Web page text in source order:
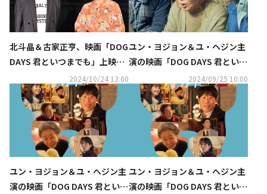
北斗晶＆古家正亨、映画「DOG
DAYS 君といつまでも」上映会
に登壇！“犬は家族を繋いでく
れる存在”
2024/10/24 13:00
ユン・ヨジョン＆ユ・ヘジン主
演の映画「DOG DAYS 君といつ
までも」メイキングカットが解
禁！
2024/09/25 10:00
ユン・ヨジョン＆ユ・ヘジン主
演の映画「DOG DAYS 君といつ
ユン・ヨジョン＆ユ・ヘジン主
演の映画「DOG DAYS 君といつ